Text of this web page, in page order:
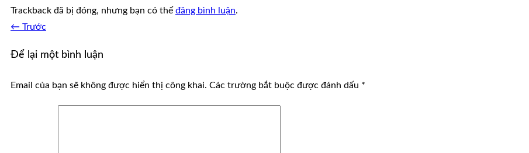
Trackback đã bị đóng, nhưng bạn có thể đăng bình luận.
← Trước
Để lại một bình luận
Email của bạn sẽ không được hiển thị công khai. Các trường bắt buộc được đánh dấu *